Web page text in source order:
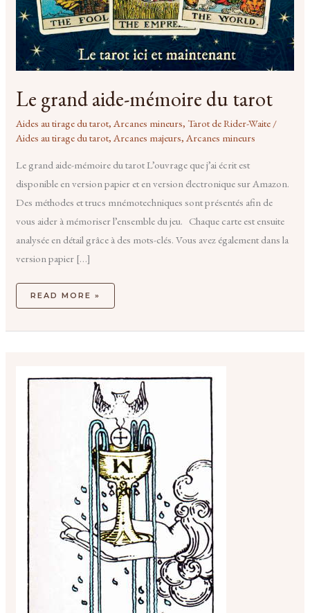
Le grand aide-mémoire du tarot
Aides au tirage du tarot,Arcanes mineurs, Tarot de Rider-Waite /
Aides au tirage du tarot,Arcanes majeurs,Arcanes mineurs
Le grand aide-mémoire du tarot L’ouvrage que j’ai écrit est
disponible en version papier et en version électronique sur Amazon.
Des méthodes et trucs mnémotechniques sont présentés afin de
vous aider à mémoriser l’ensemble du jeu. Chaque carte est ensuite
analysée en détail grâce à des mots-clés. Vous avez également dans la
version papier […]
READ MORE »
QUATRE
ÉLÉMENTS